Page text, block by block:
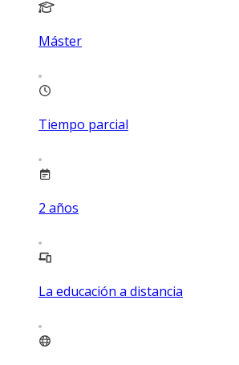
Máster
Tiempo parcial
2 años
La educación a distancia